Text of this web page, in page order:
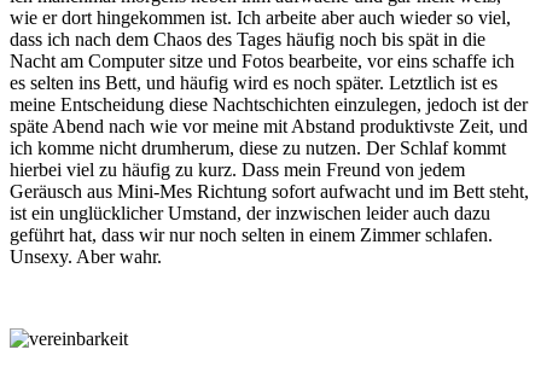
wie er dort hingekommen ist. Ich arbeite aber auch wieder so viel,
dass ich nach dem Chaos des Tages häufig noch bis spät in die
Nacht am Computer sitze und Fotos bearbeite, vor eins schaffe ich
es selten ins Bett, und häufig wird es noch später. Letztlich ist es
meine Entscheidung diese Nachtschichten einzulegen, jedoch ist der
späte Abend nach wie vor meine mit Abstand produktivste Zeit, und
ich komme nicht drumherum, diese zu nutzen. Der Schlaf kommt
hierbei viel zu häufig zu kurz. Dass mein Freund von jedem
Geräusch aus Mini-Mes Richtung sofort aufwacht und im Bett steht,
ist ein unglücklicher Umstand, der inzwischen leider auch dazu
geführt hat, dass wir nur noch selten in einem Zimmer schlafen.
Unsexy. Aber wahr.